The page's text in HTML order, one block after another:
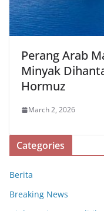
Perang Arab
Minyak
Hormuz
March 2, 2026
Categories
Berita
Breaking News